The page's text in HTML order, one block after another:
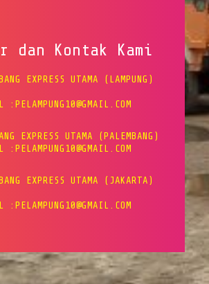
dan Kontak Kami
EXPRESS UTAMA (LAMPUNG)
:PELAMPUNG10@GMAIL.COM
EXPRESS UTAMA (PALEMBANG)
:PELAMPUNG10@GMAIL.COM
EXPRESS UTAMA (JAKARTA)
:PELAMPUNG10@GMAIL.COM